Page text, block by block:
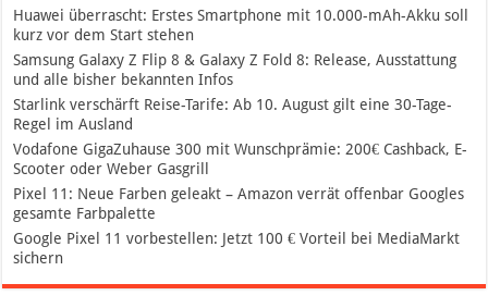
Huawei überrascht: Erstes Smartphone mit 10.000-mAh-Akku soll
kurz vor dem Start stehen
Samsung Galaxy Z Flip 8 & Galaxy Z Fold 8: Release, Ausstattung
und alle bisher bekannten Infos
Starlink verschärft Reise-Tarife: Ab 10. August gilt eine 30-Tage-
Regel im Ausland
Vodafone GigaZuhause 300 mit Wunschprämie: 200€ Cashback, E-
Scooter oder Weber Gasgrill
Pixel 11: Neue Farben geleakt – Amazon verrät offenbar Googles
gesamte Farbpalette
Google Pixel 11 vorbestellen: Jetzt 100 € Vorteil bei MediaMarkt
sichern